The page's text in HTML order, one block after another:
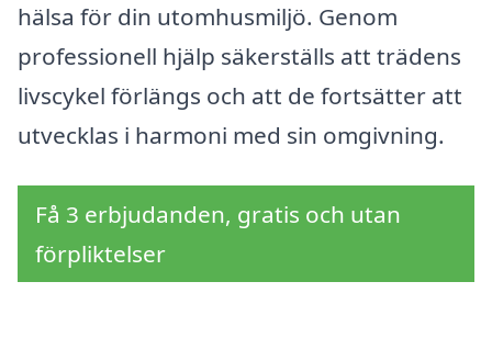
hälsa för din utomhusmiljö. Genom
professionell hjälp säkerställs att trädens
livscykel förlängs och att de fortsätter att
utvecklas i harmoni med sin omgivning.
Få 3 erbjudanden, gratis och utan
förpliktelser